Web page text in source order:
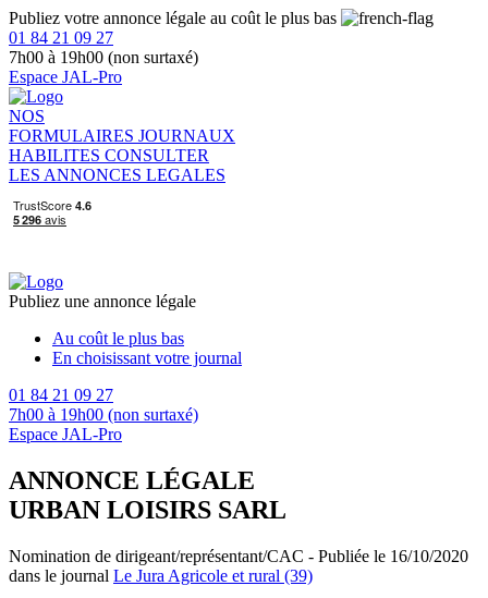
Publiez votre annonce légale au coût le plus bas
01 84 21 09 27
7h00 à 19h00 (non surtaxé)
Espace JAL-Pro
NOS
FORMULAIRES JOURNAUX
HABILITES CONSULTER
LES ANNONCES LEGALES
Publiez une annonce légale
Au coût le plus bas
En choisissant votre journal
01 84 21 09 27
7h00 à 19h00 (non surtaxé)
Espace JAL-Pro
ANNONCE LÉGALE
URBAN LOISIRS SARL
Nomination de dirigeant/représentant/CAC - Publiée le 16/10/2020
dans le journal Le Jura Agricole et rural (39)